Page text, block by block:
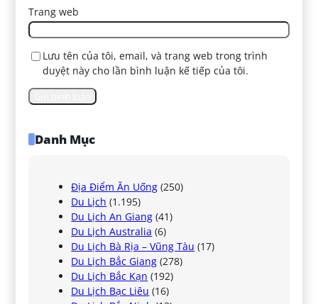
Trang web
Lưu tên của tôi, email, và trang web trong trình
duyệt này cho lần bình luận kế tiếp của tôi.
Danh Mục
Địa Điểm Ăn Uống (250)
Du Lịch (1.195)
Du Lịch An Giang (41)
Du Lịch Australia (6)
Du Lịch Bà Rịa – Vũng Tàu (17)
Du Lịch Bắc Giang (278)
Du Lịch Bắc Kạn (192)
Du Lịch Bạc Liêu (16)